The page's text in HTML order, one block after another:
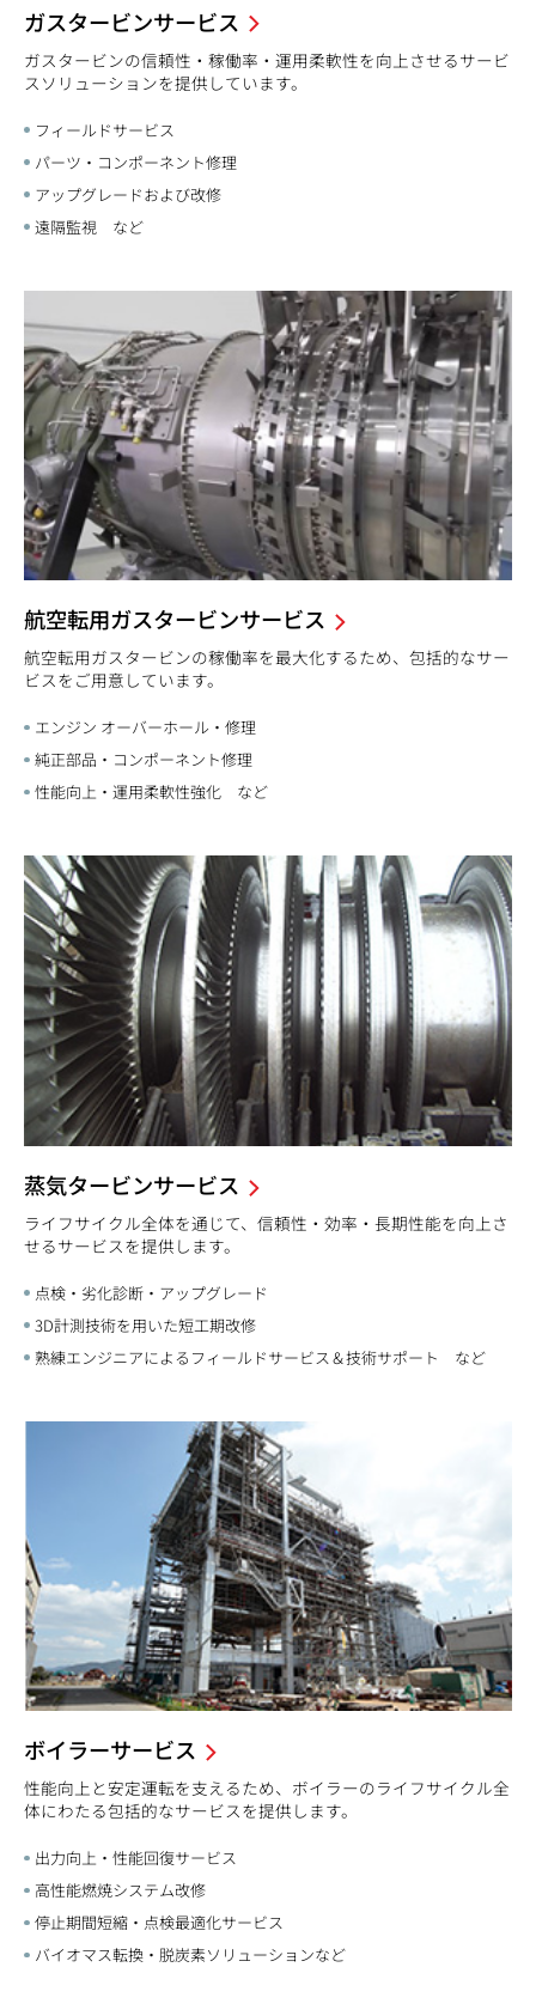
ガスタービンサービス
ガスタービンの信頼性・稼働率・運用柔軟性を向上させるサービ
スソリューションを提供しています。
フィールドサービス
パーツ・コンポーネント修理
アップグレードおよび改修
遠隔監視 など
航空転用ガスタービンサービス
航空転用ガスタービンの稼働率を最大化するため、包括的なサー
ビスをご用意しています。
エンジン オーバーホール・修理
純正部品・コンポーネント修理
性能向上・運用柔軟性強化 など
蒸気タービンサービス
ライフサイクル全体を通じて、信頼性・効率・長期性能を向上さ
せるサービスを提供します。
点検・劣化診断・アップグレード
3D計測技術を用いた短工期改修
熟練エンジニアによるフィールドサービス＆技術サポート など
ボイラーサービス
性能向上と安定運転を支えるため、ボイラーのライフサイクル全
体にわたる包括的なサービスを提供します。
出力向上・性能回復サービス
高性能燃焼システム改修
停止期間短縮・点検最適化サービス
バイオマス転換・脱炭素ソリューションなど